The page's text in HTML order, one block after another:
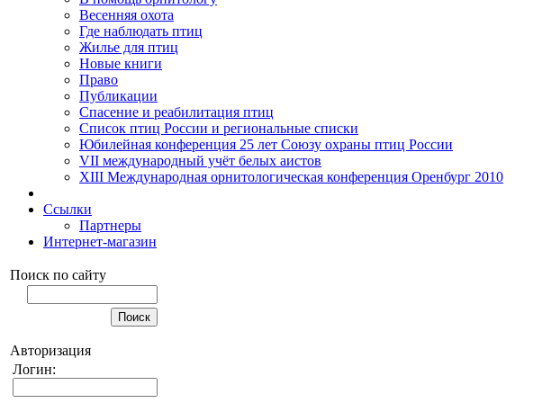
Весенняя охота
Где наблюдать птиц
Жилье для птиц
Новые книги
Право
Публикации
Спасение и реабилитация птиц
Список птиц России и региональные списки
Юбилейная конференция 25 лет Союзу охраны птиц России
VII международный учёт белых аистов
XIII Международная орнитологическая конференция Оренбург 2010
Ссылки
Партнеры
Интернет-магазин
Поиск по сайту
Авторизация
Логин: